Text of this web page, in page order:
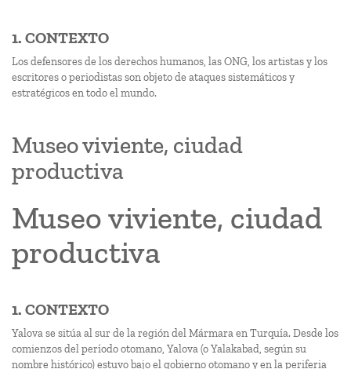
1. CONTEXTO
Los defensores de los derechos humanos, las ONG, los artistas y los
escritores o periodistas son objeto de ataques sistemáticos y
estratégicos en todo el mundo.
Museo viviente, ciudad
productiva
Museo viviente, ciudad
productiva
1. CONTEXTO
Yalova se sitúa al sur de la región del Mármara en Turquía. Desde los
comienzos del período otomano, Yalova (o Yalakabad, según su
nombre histórico) estuvo bajo el gobierno otomano y en la periferia